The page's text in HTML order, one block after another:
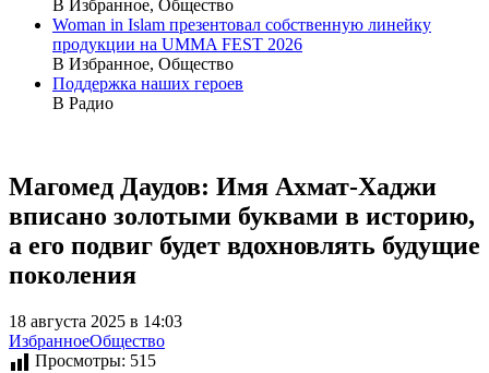
В Избранное, Общество
Woman in Islam презентовал собственную линейку
продукции на UMMA FEST 2026
В Избранное, Общество
Поддержка наших героев
В Радио
Магомед Даудов: Имя Ахмат-Хаджи
вписано золотыми буквами в историю,
а его подвиг будет вдохновлять будущие
поколения
18 августа 2025 в 14:03
ИзбранноеОбщество
Просмотры: 515